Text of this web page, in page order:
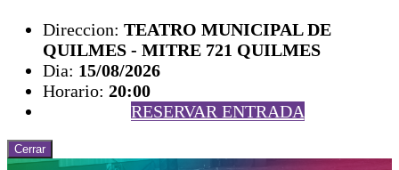
Direccion: TEATRO MUNICIPAL DE
QUILMES - MITRE 721 QUILMES
Dia: 15/08/2026
Horario: 20:00
RESERVAR ENTRADA
Cerrar